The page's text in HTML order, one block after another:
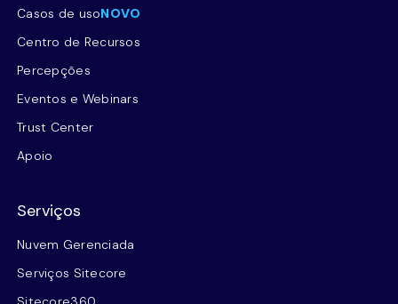
Casos de usoNOVO
Centro de Recursos
Percepções
Eventos e Webinars
Trust Center
Apoio
Serviços
Nuvem Gerenciada
Serviços Sitecore